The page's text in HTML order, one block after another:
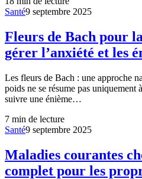
Santé9 septembre 2025
Fleurs de Bach pour
gérer l’anxiété et les
Les fleurs de Bach : une approche
poids ne se résume pas uniquement
suivre une énième…
7 min de lecture
Santé9 septembre 2025
Maladies courantes
complet pour les